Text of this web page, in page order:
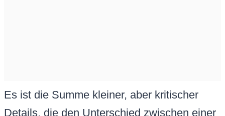
Es ist die Summe kleiner, aber kritischer
Details, die den Unterschied zwischen einer